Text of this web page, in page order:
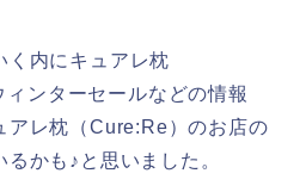
く内にキュアレ枕
ィンターセールなどの情報
アレ枕（Cure:Re）のお店の
かも♪と思いました。